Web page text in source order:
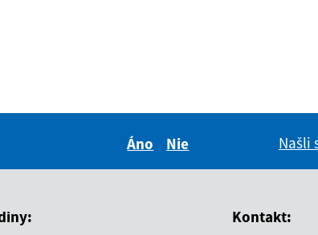
Áno
Nie
Našli
Kontakt: